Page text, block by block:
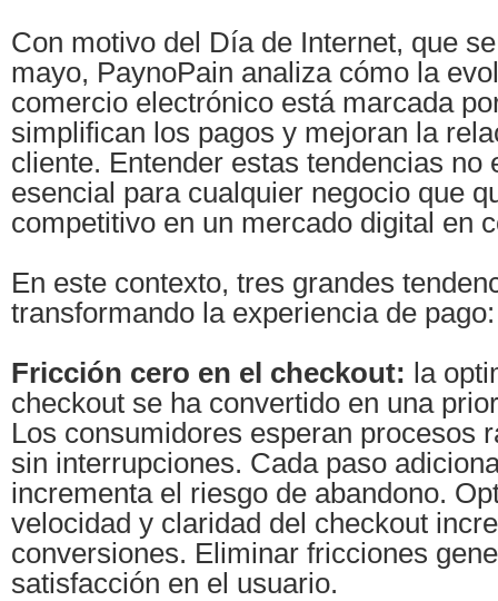
Con motivo del Día de Internet, que
mayo, PaynoPain analiza cómo la
comercio electrónico está marcada
simplifican los pagos y mejoran la
cliente. Entender estas tendencias no
esencial para cualquier negocio que
competitivo en un mercado digital en
En este contexto, tres grandes
transformando la experiencia de pago:
Fricción cero en el checkout: la
checkout se ha convertido en una
Los consumidores esperan procesos
sin interrupciones. Cada paso
incrementa el riesgo de abandono.
velocidad y claridad del checkout
conversiones. Eliminar fricciones
satisfacción en el usuario.